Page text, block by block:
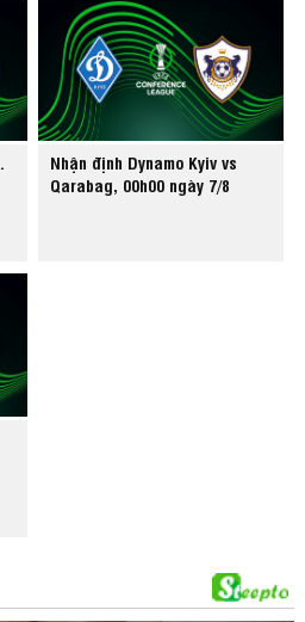
Nhận định Dynamo Kyiv vs
Qarabag, 00h00 ngày 7/8